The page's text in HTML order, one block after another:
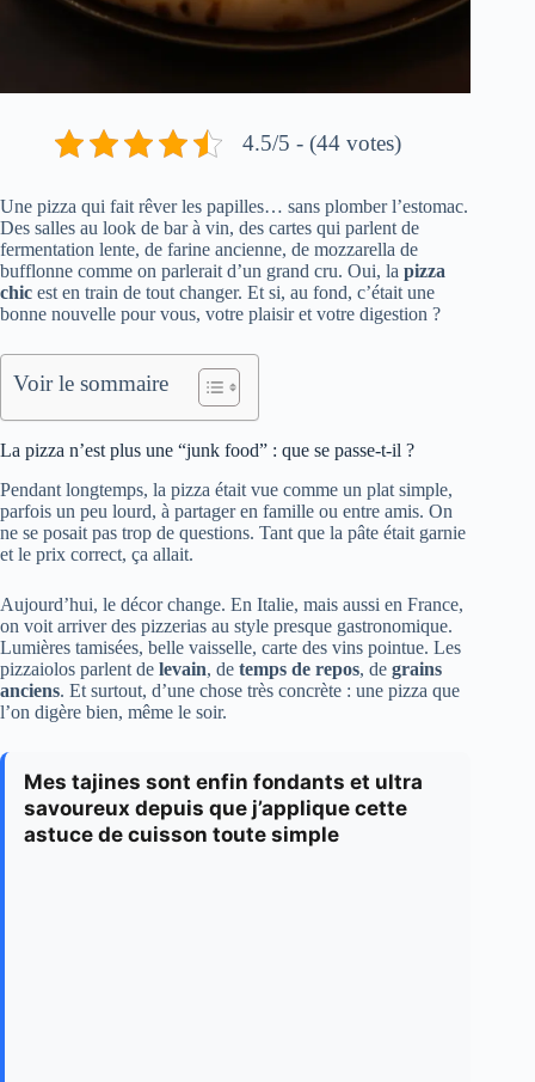
4.5/5 - (44 votes)
Une pizza qui fait rêver les papilles… sans plomber l’estomac.
Des salles au look de bar à vin, des cartes qui parlent de
fermentation lente, de farine ancienne, de mozzarella de
bufflonne comme on parlerait d’un grand cru. Oui, la pizza
chic est en train de tout changer. Et si, au fond, c’était une
bonne nouvelle pour vous, votre plaisir et votre digestion ?
Voir le sommaire
La pizza n’est plus une “junk food” : que se passe-t-il ?
Pendant longtemps, la pizza était vue comme un plat simple,
parfois un peu lourd, à partager en famille ou entre amis. On
ne se posait pas trop de questions. Tant que la pâte était garnie
et le prix correct, ça allait.
Aujourd’hui, le décor change. En Italie, mais aussi en France,
on voit arriver des pizzerias au style presque gastronomique.
Lumières tamisées, belle vaisselle, carte des vins pointue. Les
pizzaiolos parlent de levain, de temps de repos, de grains
anciens. Et surtout, d’une chose très concrète : une pizza que
l’on digère bien, même le soir.
Mes tajines sont enfin fondants et ultra
savoureux depuis que j’applique cette
astuce de cuisson toute simple